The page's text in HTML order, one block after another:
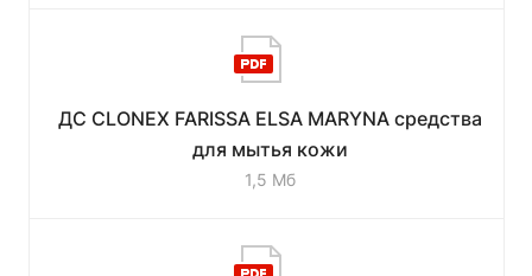
ДС CLONEX FARISSA ELSA MARYNA средства
для мытья кожи
1,5 Мб